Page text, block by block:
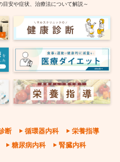
安や症状、治療法について解説～
断 循環器内科
栄養指導
糖尿病内科 腎臓内科